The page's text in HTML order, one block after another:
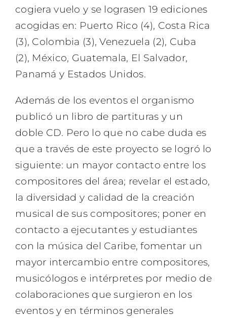
cogiera vuelo y se lograsen 19 ediciones
acogidas en: Puerto Rico (4), Costa Rica
(3), Colombia (3), Venezuela (2), Cuba
(2), México, Guatemala, El Salvador,
Panamá y Estados Unidos.
Además de los eventos el organismo
publicó un libro de partituras y un
doble CD. Pero lo que no cabe duda es
que a través de este proyecto se logró lo
siguiente: un mayor contacto entre los
compositores del área; revelar el estado,
la diversidad y calidad de la creación
musical de sus compositores; poner en
contacto a ejecutantes y estudiantes
con la música del Caribe, fomentar un
mayor intercambio entre compositores,
musicólogos e intérpretes por medio de
colaboraciones que surgieron en los
eventos y en términos generales